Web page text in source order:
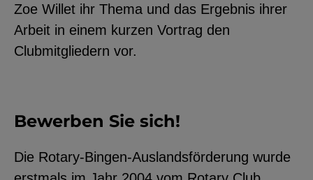
Zoe Willet ihr Thema und das Ergebnis ihrer
Arbeit in einem kurzen Vortrag den
Clubmitgliedern vor.
Bewerben Sie sich!
Die Rotary-Bingen-Auslandsförderung wurde